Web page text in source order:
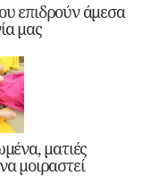
επιδρούν άμεσα
μας
ματιές
μοιραστεί